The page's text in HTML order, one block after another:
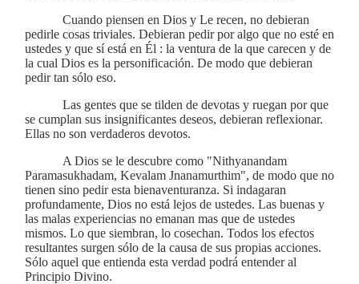
Cuando piensen en Dios y Le recen, no debieran
pedirle cosas triviales. Debieran pedir por algo que no esté en
ustedes y que sí está en Él : la ventura de la que carecen y de
la cual Dios es la personificación. De modo que debieran
pedir tan sólo eso.
Las gentes que se tilden de devotas y ruegan por que
se cumplan sus insignificantes deseos, debieran reflexionar.
Ellas no son verdaderos devotos.
A Dios se le descubre como "Nithyanandam
Paramasukhadam, Kevalam Jnanamurthim", de modo que no
tienen sino pedir esta bienaventuranza. Si indagaran
profundamente, Dios no está lejos de ustedes. Las buenas y
las malas experiencias no emanan mas que de ustedes
mismos. Lo que siembran, lo cosechan. Todos los efectos
resultantes surgen sólo de la causa de sus propias acciones.
Sólo aquel que entienda esta verdad podrá entender al
Principio Divino.